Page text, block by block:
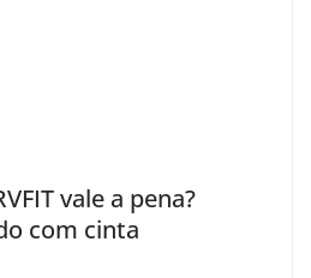
vale a pena?
com cinta